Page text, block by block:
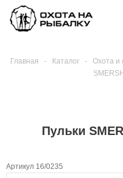
Главная - Каталог - Охота и
Пульки
Артикул 16/0235